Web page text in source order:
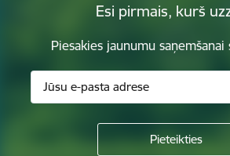
Esi pirmais, kurš
Piesakies jaunumu saņemšanai